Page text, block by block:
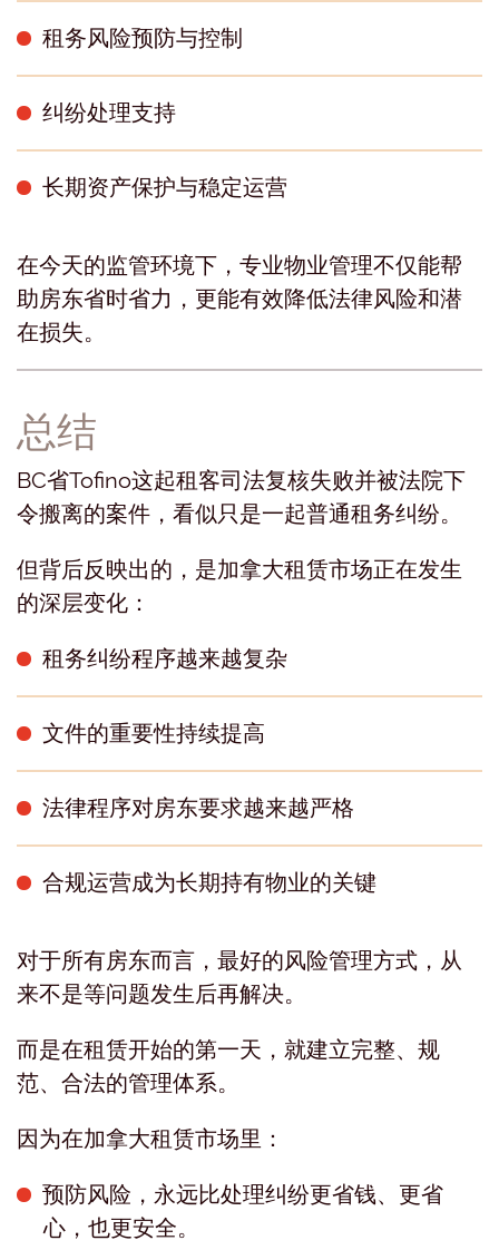
租务风险预防与控制
纠纷处理支持
长期资产保护与稳定运营
在今天的监管环境下，专业物业管理不仅能帮
助房东省时省力，更能有效降低法律风险和潜
在损失。
总结
BC省Tofino这起租客司法复核失败并被法院下
令搬离的案件，看似只是一起普通租务纠纷。
但背后反映出的，是加拿大租赁市场正在发生
的深层变化：
租务纠纷程序越来越复杂
文件的重要性持续提高
法律程序对房东要求越来越严格
合规运营成为长期持有物业的关键
对于所有房东而言，最好的风险管理方式，从
来不是等问题发生后再解决。
而是在租赁开始的第一天，就建立完整、规
范、合法的管理体系。
因为在加拿大租赁市场里：
预防风险，永远比处理纠纷更省钱、更省
心，也更安全。